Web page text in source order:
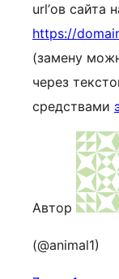
url’ов сайта
https://
(замену
через
средствами
Автор
(@animal1)